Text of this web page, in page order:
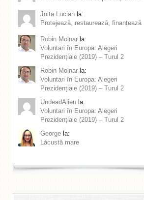
Joita Lucian la:
Protejează, restaurează, finanțează
Robin Molnar la:
Voluntari în Europa: Alegeri
Prezidențiale (2019) – Turul 2
Robin Molnar la:
Voluntari în Europa: Alegeri
Prezidențiale (2019) – Turul 2
UndeadAlien la:
Voluntari în Europa: Alegeri
Prezidențiale (2019) – Turul 2
George la:
Lăcustă mare